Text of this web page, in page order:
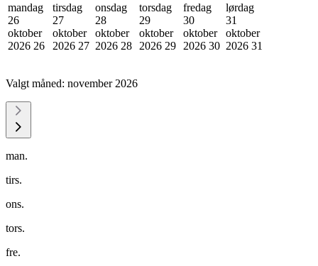
mandag
26
oktober
2026 26
tirsdag
27
oktober
2026 27
onsdag
28
oktober
2026 28
torsdag
29
oktober
2026 29
fredag
30
oktober
2026 30
lørdag
31
oktober
2026 31
Valgt måned: november 2026
man.
tirs.
ons.
tors.
fre.